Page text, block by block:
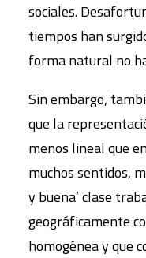
sociales.
tiempos han
forma natural no
Sin embargo,
que la
menos lineal que
muchos sentidos,
y buena’ clase
geográficamente
homogénea y que